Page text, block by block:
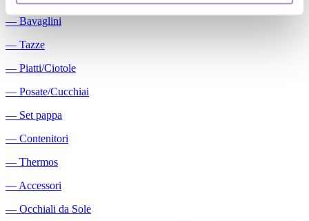
― Bavaglini
― Tazze
― Piatti/Ciotole
― Posate/Cucchiai
― Set pappa
― Contenitori
― Thermos
― Accessori
― Occhiali da Sole